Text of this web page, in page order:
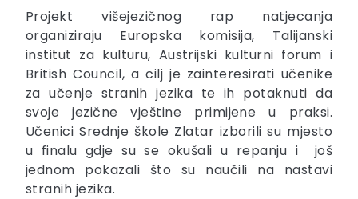
Projekt višejezičnog rap natjecanja
organiziraju Europska komisija, Talijanski
institut za kulturu, Austrijski kulturni forum i
British Council, a cilj je zainteresirati učenike
za učenje stranih jezika te ih potaknuti da
svoje jezične vještine primijene u praksi.
Učenici Srednje škole Zlatar izborili su mjesto
u finalu gdje su se okušali u repanju i još
jednom pokazali što su naučili na nastavi
stranih jezika.